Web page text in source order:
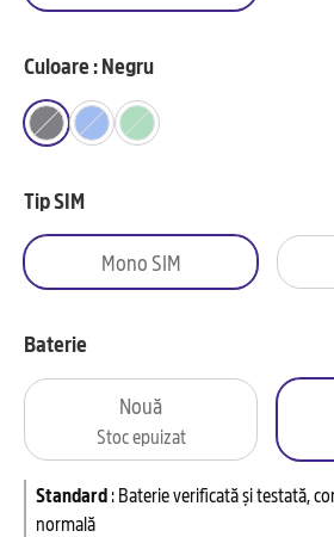
Culoare : Negru
Tip SIM
Mono SIM
Baterie
Nouă
Stoc epuizat
Standard:Baterie verificată și testată,
normală